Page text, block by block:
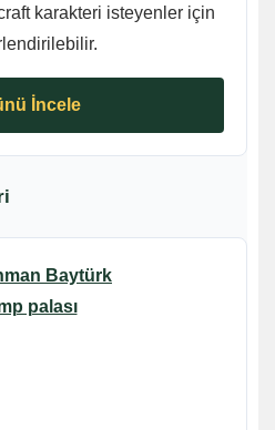
karakteri isteyenler için
İncele